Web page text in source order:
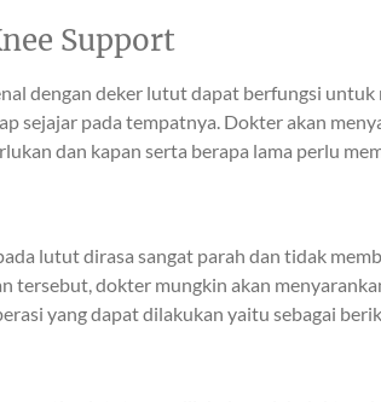
Support
dengan deker lutut dapat berfungsi
sejajar pada tempatnya. Dokter akan
dan kapan serta berapa lama perlu
lutut dirasa sangat parah dan tidak
tersebut, dokter mungkin akan
yang dapat dilakukan yaitu sebagai